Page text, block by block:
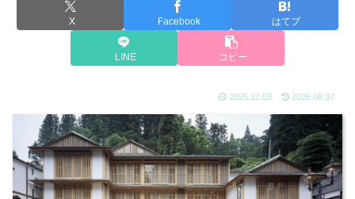
X Facebook はてブ
LINE コピー
2025.12.03 2026.08.07